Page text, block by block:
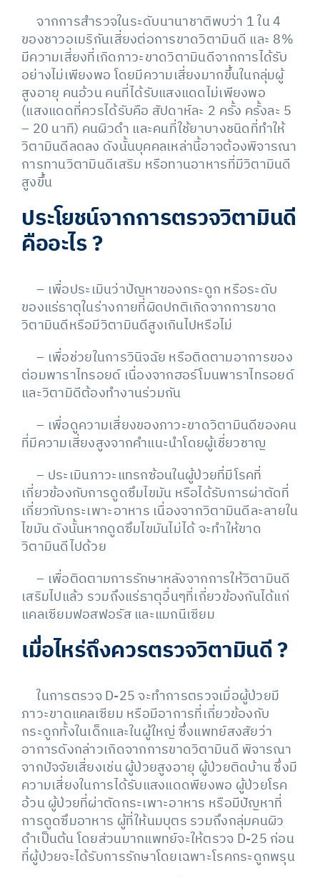
จากการสำรวจในระดับนานาชาติพบว่า 1 ใน 4
ของชาวอเมริกันเสี่ยงต่อการขาดวิตามินดี และ 8%
มีความเสี่ยงที่เกิดภาวะขาดวิตามินดีจากการได้รับ
อย่างไม่เพียงพอ โดยมีความเสี่ยงมากขึ้นในกลุ่มผู้
สูงอายุ คนอ้วน คนที่ได้รับแสงแดดไม่เพียงพอ
(แสงแดดที่ควรได้รับคือ สัปดาห์ละ 2 ครั้ง ครั้งละ 5
– 20 นาที) คนผิวดำ และคนที่ใช้ยาบางชนิดที่ทำให้
วิตามินดีลดลง ดังนั้นบุคคลเหล่านี้อาจต้องพิจารณา
การทานวิตามินดีเสริม หรือทานอาหารที่มีวิตามินดี
สูงขึ้น
ประโยชน์จากการตรวจวิตามินดี
คืออะไร?
– เพื่อประเมินว่าปัญหาของกระดูก หรือระดับ
ของแร่ธาตุในร่างกายที่ผิดปกติเกิดจากการขาด
วิตามินดีหรือมีวิตามินดีสูงเกินไปหรือไม่
– เพื่อช่วยในการวินิจฉัย หรือติดตามอาการของ
ต่อมพาราไทรอยด์ เนื่องจากฮอร์โมนพาราไทรอยด์
และวิตามิดีต้องทำงานร่วมกัน
– เพื่อดูความเสี่ยงของภาวะขาดวิตามินดีของคน
ที่มีความเสี่ยงสูงจากคำแนะนำโดยผู้เชี่ยวชาญ
– ประเมินภาวะแทรกซ้อนในผู้ป่วยที่มีโรคที่
เกี่ยวข้องกับการดูดซึมไขมัน หรือได้รับการผ่าตัดที่
เกี่ยวกับกระเพาะอาหาร เนื่องจากวิตามินดีละลายใน
ไขมัน ดังนั้นหากดูดซึมไขมันไม่ได้ จะทำให้ขาด
วิตามินดีไปด้วย
– เพื่อติดตามการรักษาหลังจากการให้วิตามินดี
เสริมไปแล้ว รวมถึงแร่ธาตุอื่นๆที่เกี่ยวข้องกันได้แก่
แคลเซียมฟอสฟอรัส และแมกนีเซียม
เมื่อไหร่ถึงควรตรวจวิตามินดี?
ในการตรวจ D-25 จะทำการตรวจเมื่อผู้ป่วยมี
ภาวะขาดแคลเซียม หรือมีอาการที่เกี่ยวข้องกับ
กระดูกทั้งในเด็กและในผู้ใหญ่ ซึ่งแพทย์สงสัยว่า
อาการดังกล่าวเกิดจากการขาดวิตามินดี พิจารณา
จากปัจจัยเสี่ยงเช่น ผู้ป่วยสูงอายุ ผู้ป่วยติดบ้าน ซึ่งมี
ความเสี่ยงในการได้รับแสงแดดพียงพอ ผู้ป่วยโรค
อ้วน ผู้ป่วยที่ผ่าตัดกระเพาะอาหาร หรือมีปัญหาที่
การดูดซึมอาหาร ผู้ที่ให้นมบุตร รวมถึงกลุ่มคนผิว
ดำเป็นต้น โดยส่วนมากแพทย์จะให้ตรวจ D-25 ก่อน
ที่ผู้ป่วยจะได้รับการรักษาโดยเฉพาะโรคกระดูกพรุน